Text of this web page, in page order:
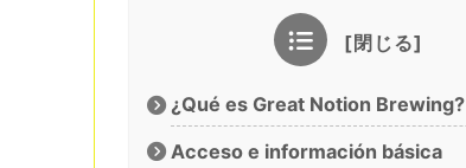
¿Qué es Great Notion Brewing?
Acceso e información básica